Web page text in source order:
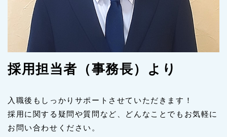
採用担当者（事務長）より
入職後もしっかりサポートさせていただきます！
採用に関する疑問や質問など、どんなことでもお気軽に
お問い合わせください。